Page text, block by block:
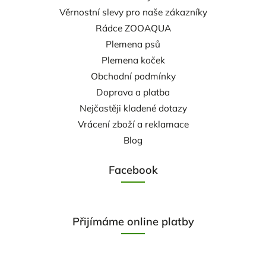
Věrnostní slevy pro naše zákazníky
Rádce ZOOAQUA
Plemena psů
Plemena koček
Obchodní podmínky
Doprava a platba
Nejčastěji kladené dotazy
Vrácení zboží a reklamace
Blog
Facebook
Přijímáme online platby